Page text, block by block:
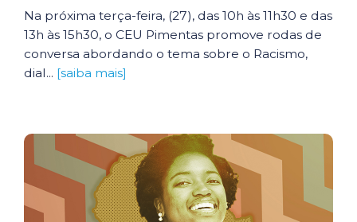
Na próxima terça-feira, (27), das 10h às 11h30 e das
13h às 15h30, o CEU Pimentas promove rodas de
conversa abordando o tema sobre o Racismo,
dial... [saiba mais]